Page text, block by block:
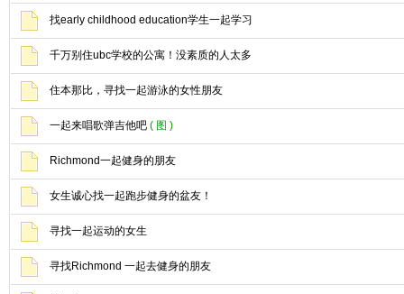
找early childhood education学生一起学习
千万别住ubc学校的公寓！没素质的人太多
住本那比，寻找一起游泳的女性朋友
一起来唱歌弹吉他吧 ( 图 )
Richmond一起健身的朋友
女生诚心找一起跑步健身的盆友！
寻找一起运动的女生
寻找Richmond 一起去健身的朋友